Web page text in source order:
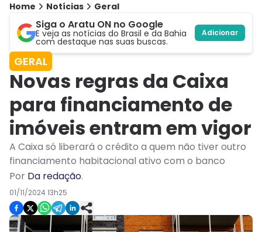
Home Notícias Geral
Siga o Aratu ON no Google
E veja as notícias do Brasil e da Bahia
com destaque nas suas buscas.
Adicionar
GERAL
Novas regras da Caixa
para financiamento de
imóveis entram em vigor
A Caixa só liberará o crédito a quem não tiver outro
financiamento habitacional ativo com o banco
Por Da redação.
01/11/2024 13h25